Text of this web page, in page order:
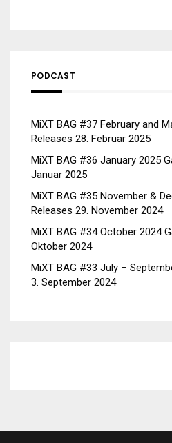
PODCAST
MiXT BAG #37 February and
Releases 28. Februar 2025
MiXT BAG #36 January 2025
Januar 2025
MiXT BAG #35 November &
Releases 29. November 2024
MiXT BAG #34 October 2024
Oktober 2024
MiXT BAG #33 July –
3. September 2024